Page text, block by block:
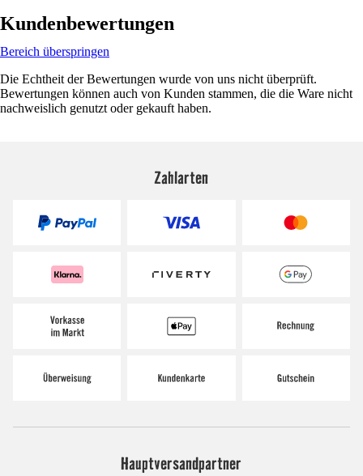
Kundenbewertungen
Bereich überspringen
Die Echtheit der Bewertungen wurde von uns nicht überprüft.
Bewertungen können auch von Kunden stammen, die die Ware nicht
nachweislich genutzt oder gekauft haben.
Zahlarten
Hauptversandpartner